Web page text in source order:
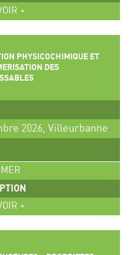
+
PHYSICOCHIMIQUE ET
DES
2026, Villeurbanne
+